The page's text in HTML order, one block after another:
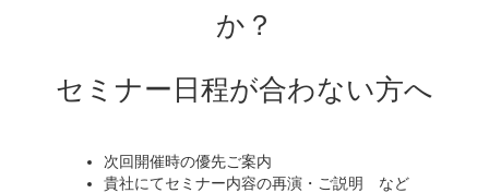
か？
セミナー日程が合わない方へ
次回開催時の優先ご案内
貴社にてセミナー内容の再演・ご説明 など